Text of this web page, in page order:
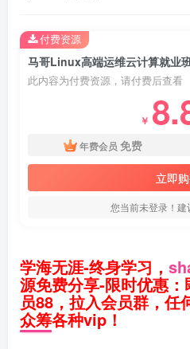
此内容为付费资源，请付费后查看
￥
年费会员 免费
立即
您当前未登录！
付费资源
学海无涯-终身学习，
源免费分享-限时优惠
员88，拉入会员群，任
众筹各种vip！